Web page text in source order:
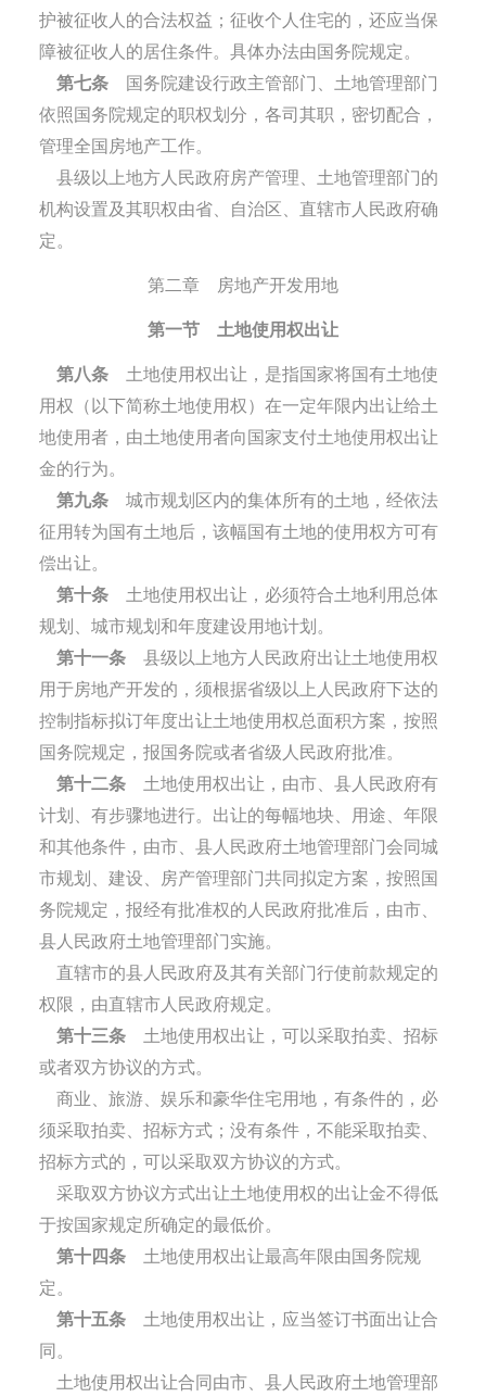
护被征收人的合法权益；征收个人住宅的，还应当保
障被征收人的居住条件。具体办法由国务院规定。
第七条国务院建设行政主管部门、土地管理部门
依照国务院规定的职权划分，各司其职，密切配合，
管理全国房地产工作。
县级以上地方人民政府房产管理、土地管理部门的
机构设置及其职权由省、自治区、直辖市人民政府确
定。
第二章 房地产开发用地
第一节 土地使用权出让
第八条土地使用权出让，是指国家将国有土地使
用权（以下简称土地使用权）在一定年限内出让给土
地使用者，由土地使用者向国家支付土地使用权出让
金的行为。
第九条城市规划区内的集体所有的土地，经依法
征用转为国有土地后，该幅国有土地的使用权方可有
偿出让。
第十条土地使用权出让，必须符合土地利用总体
规划、城市规划和年度建设用地计划。
第十一条县级以上地方人民政府出让土地使用权
用于房地产开发的，须根据省级以上人民政府下达的
控制指标拟订年度出让土地使用权总面积方案，按照
国务院规定，报国务院或者省级人民政府批准。
第十二条土地使用权出让，由市、县人民政府有
计划、有步骤地进行。出让的每幅地块、用途、年限
和其他条件，由市、县人民政府土地管理部门会同城
市规划、建设、房产管理部门共同拟定方案，按照国
务院规定，报经有批准权的人民政府批准后，由市、
县人民政府土地管理部门实施。
直辖市的县人民政府及其有关部门行使前款规定的
权限，由直辖市人民政府规定。
第十三条土地使用权出让，可以采取拍卖、招标
或者双方协议的方式。
商业、旅游、娱乐和豪华住宅用地，有条件的，必
须采取拍卖、招标方式；没有条件，不能采取拍卖、
招标方式的，可以采取双方协议的方式。
采取双方协议方式出让土地使用权的出让金不得低
于按国家规定所确定的最低价。
第十四条土地使用权出让最高年限由国务院规
定。
第十五条土地使用权出让，应当签订书面出让合
同。
土地使用权出让合同由市、县人民政府土地管理部